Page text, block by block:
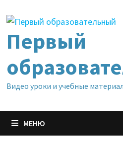
содержимому
Первый
Видео уроки и учебные
МЕНЮ